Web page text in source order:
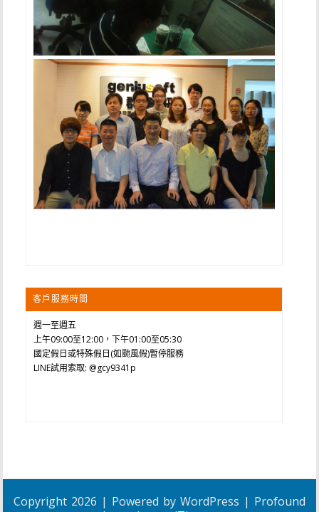
客戶服務時間
週一至週五
上午09:00至12:00，下午01:00至05:30
國定假日或特殊假日(如颱風假)暫停服務
LINE試用索取: @gcy9341p
Copyright 2026 | Powered by WordPress | Profound